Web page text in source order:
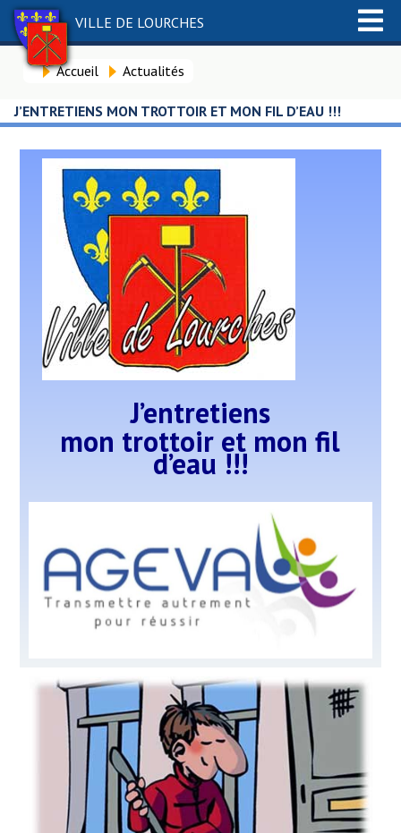
VILLE DE LOURCHES
Accueil Actualités
J’ENTRETIENS MON TROTTOIR ET MON FIL D’EAU !!!
J’entretiens
mon trottoir et mon fil
d’eau !!!